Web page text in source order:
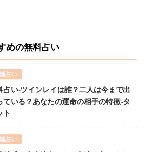
めの無料占い
占い
占い-ツインレイは誰？二人は今まで出
ている？あなたの運命の相手の特徴-タ
ト
占い